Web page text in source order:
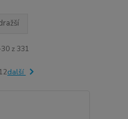
z 331
další